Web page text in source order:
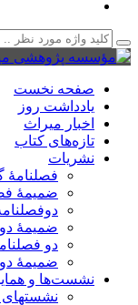
صفحه نخست
یادداشت روز
اخبار میراث
تازه‌های کتاب
نشریات
فصلنامۀ
ضمیمۀ
ضمیمۀ
دو
ضمیمۀ
نشست‌ها و